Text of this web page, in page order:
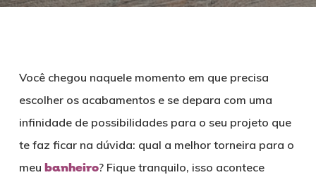
Você chegou naquele momento em que precisa
escolher os acabamentos e se depara com uma
infinidade de possibilidades para o seu projeto que
te faz ficar na dúvida: qual a melhor torneira para o
meu banheiro? Fique tranquilo, isso acontece